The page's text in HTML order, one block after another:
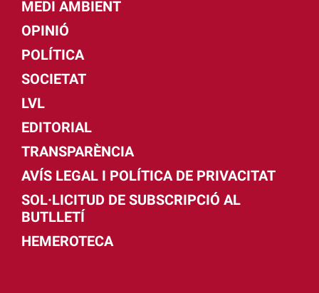
MEDI AMBIENT
OPINIÓ
POLÍTICA
SOCIETAT
LVL
EDITORIAL
TRANSPARÈNCIA
AVÍS LEGAL I POLÍTICA DE PRIVACITAT
SOL·LICITUD DE SUBSCRIPCIÓ AL
BUTLLETÍ
HEMEROTECA